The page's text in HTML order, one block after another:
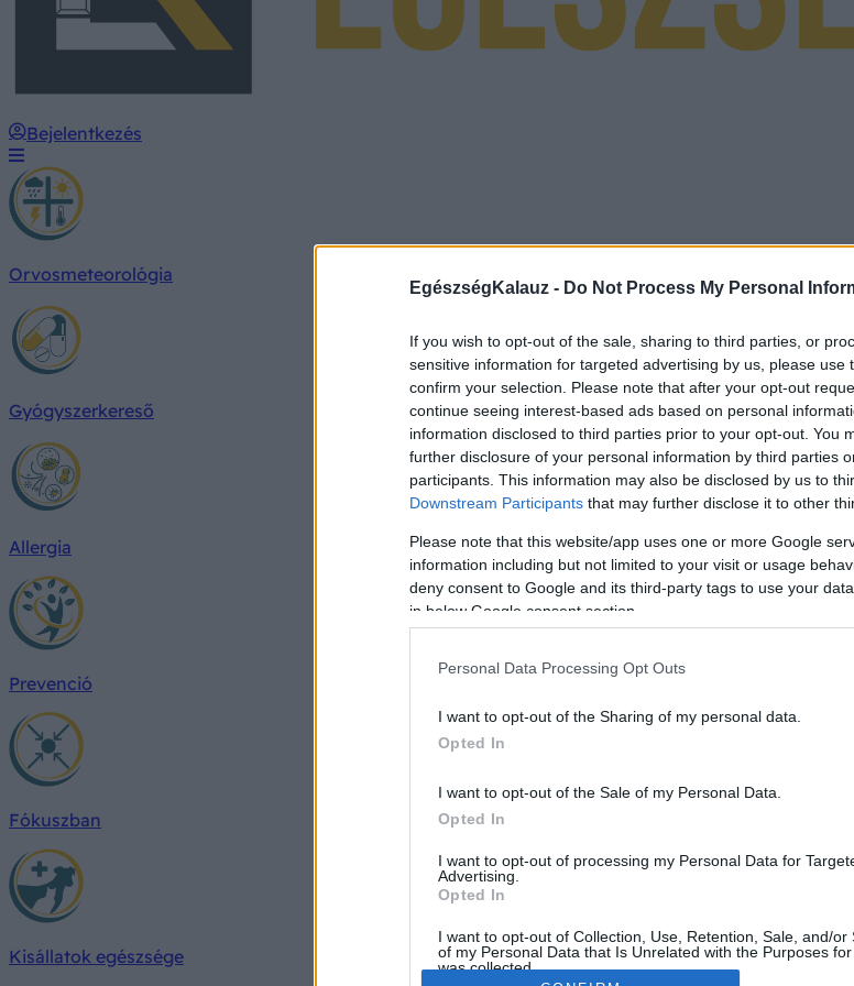
EgészségKalauz - Do Not Process My Personal
If you wish to opt-out of the sale, sharing to third parties, or
sensitive information for targeted advertising by us, please use
confirm your selection. Please note that after your opt-out
continue seeing interest-based ads based on personal
information disclosed to third parties prior to your opt-out. You
further disclosure of your personal information by third parties
participants. This information may also be disclosed by us to
Downstream Participants that may further disclose it to other
Please note that this website/app uses one or more Google
information including but not limited to your visit or usage
deny consent to Google and its third-party tags to use your
in below Google consent section.
Personal Data Processing Opt Outs
I want to opt-out of the Sharing of my personal data.
Opted In
I want to opt-out of the Sale of my Personal Data.
Opted In
I want to opt-out of processing my Personal Data for
Advertising.
Opted In
I want to opt-out of Collection, Use, Retention, Sale, and/or
of my Personal Data that Is Unrelated with the Purposes
was collected.
Bejelentkezés
Orvosmeteorológia
Gyógyszerkereső
Allergia
Prevenció
Fókuszban
Kisállatok egészsége